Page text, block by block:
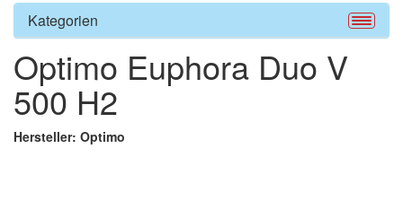
Kategorien
Optimo Euphora Duo V
500 H2
Hersteller: Optimo